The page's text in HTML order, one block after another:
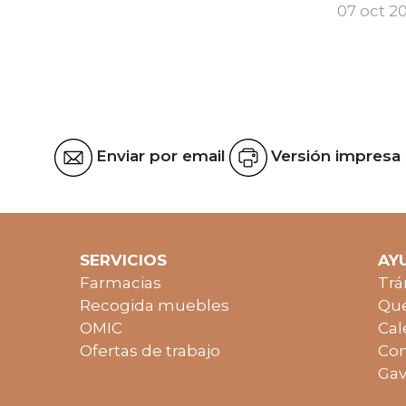
07 oct
Enviar por email Versión impresa
SERVICIOS
Farmacias
Recogida muebles
OMIC
Ofertas de trabajo